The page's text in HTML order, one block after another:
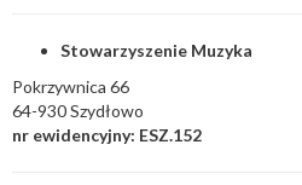
Stowarzyszenie Muzyka
Pokrzywnica 66
64-930 Szydłowo
nr ewidencyjny: ESZ.152